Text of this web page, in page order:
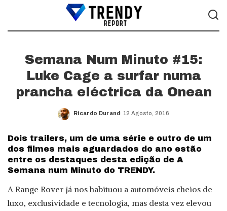
Semana Num Minuto #15:
Luke Cage a surfar numa
prancha eléctrica da Onean
Posted
Ricardo Durand 12 Agosto, 2016
Dois trailers, um de uma série e outro de um
dos filmes mais aguardados do ano estão
entre os destaques desta edição de A
Semana num Minuto do TRENDY.
A Range Rover já nos habituou a automóveis cheios de
luxo, exclusividade e tecnologia, mas desta vez elevou